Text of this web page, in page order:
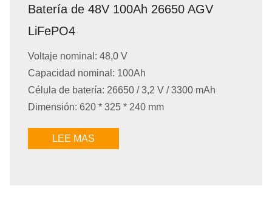
Batería de 48V 100Ah 26650 AGV
LiFePO4
Voltaje nominal: 48,0 V
Capacidad nominal: 100Ah
Célula de batería: 26650 / 3,2 V / 3300 mAh
Dimensión: 620 * 325 * 240 mm
LEE MAS